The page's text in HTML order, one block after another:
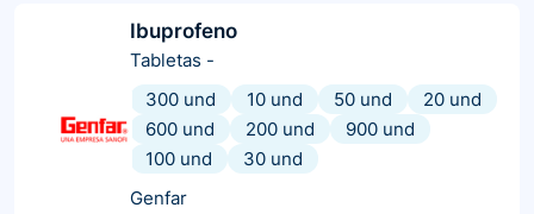
Ibuprofeno
Tabletas -
300 und
10 und 50 und
20 und
600 und
200 und
900 und
100 und
30 und
Genfar